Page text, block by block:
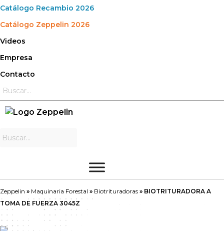
Saltar
contenido
Catálogo Recambio 2026
Catálogo Zeppelin 2026
Videos
Empresa
Contacto
Zeppelin » Maquinaria Forestal » Biotrituradoras » BIOTRITURADORA A
TOMA DE FUERZA 3045Z